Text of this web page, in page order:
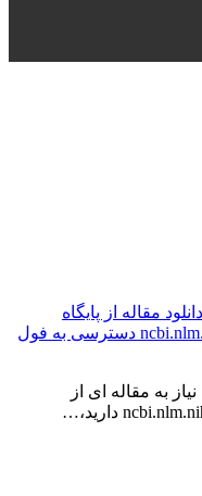
به مقاله ای از